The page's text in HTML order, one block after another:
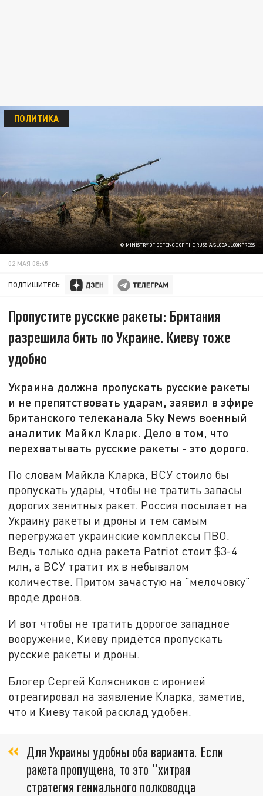
© MINISTRY OF DEFENCE OF THE RUSSIA/GLOBALLOOKPRESS
ПОЛИТИКА
02 МАЯ 08:45
ПОДПИШИТЕСЬ:
Пропустите русские ракеты: Британия
разрешила бить по Украине. Киеву тоже
удобно
Украина должна пропускать русские ракеты
и не препятствовать ударам, заявил в эфире
британского телеканала Sky News военный
аналитик Майкл Кларк. Дело в том, что
перехватывать русские ракеты - это дорого.
По словам Майкла Кларка, ВСУ стоило бы
пропускать удары, чтобы не тратить запасы
дорогих зенитных ракет. Россия посылает на
Украину ракеты и дроны и тем самым
перегружает украинские комплексы ПВО.
Ведь только одна ракета Patriot стоит $3-4
млн, а ВСУ тратит их в небывалом
количестве. Притом зачастую на "мелочовку"
вроде дронов.
И вот чтобы не тратить дорогое западное
вооружение, Киеву придётся пропускать
русские ракеты и дроны.
Блогер Сергей Колясников с иронией
отреагировал на заявление Кларка, заметив,
что и Киеву такой расклад удобен.
Для Украины удобны оба варианта. Если
ракета пропущена, то это "хитрая
стратегия гениального полководца